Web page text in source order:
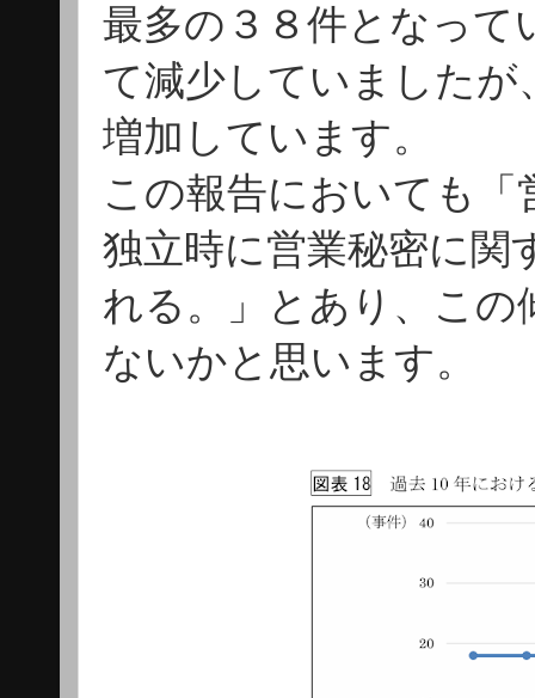
最多の３８件となって
て減少していましたが
増加しています。
この報告においても「
独立時に営業秘密に関
れる。」とあり、こ
ないかと思います。